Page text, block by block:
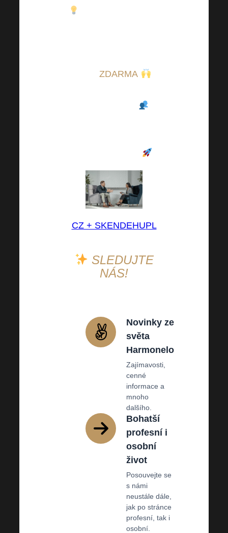
úplněZDARMA
CZ + SKENDEHUPL
SLEDUJTE
NÁS!
Novinky ze
světa
Harmonelo
Zajímavosti,
cenné
informace a
mnoho
dalšího.
Bohatší
profesní i
osobní
život
Posouvejte se
s námi
neustále dále,
jak po stránce
profesní, tak i
osobní.